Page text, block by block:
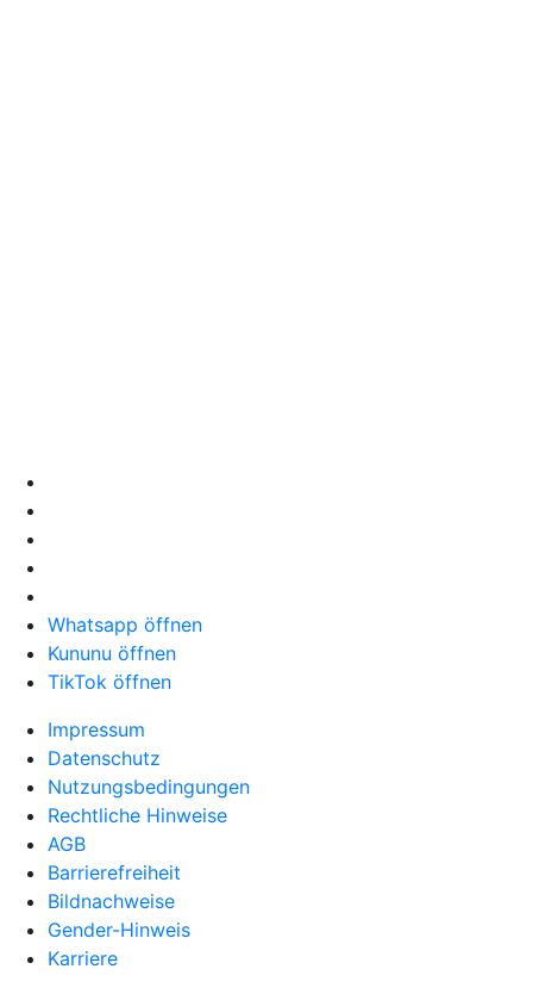
Whatsapp öffnen
Kununu öffnen
TikTok öffnen
Impressum
Datenschutz
Nutzungsbedingungen
Rechtliche Hinweise
AGB
Barrierefreiheit
Bildnachweise
Gender-Hinweis
Karriere